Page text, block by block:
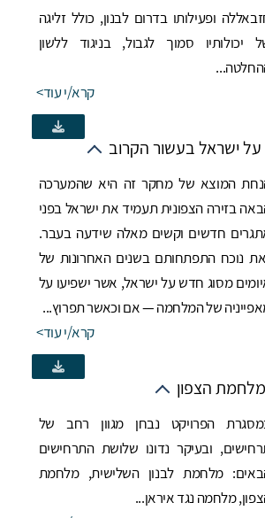
ופעילותו בדרום לבנון, כולל זליגה
יכולותיו סמוך לגבול, בניגוד ללשון
קרא/י עוד
על ישראל בעשור הקרוב
המוצא של מחקר זה היא שהמערכה
בזירה הצפונית תעמיד את ישראל בפני
חדשים וקשים מאלה שידעה בעבר.
נוכח התפתחותם בשנים האחרונות של
מסוג חדש על ישראל, אשר ישפיעו על
של המלחמה — אם וכאשר תפרוץ...
קרא/י עוד
הצפון
הפרויקט נבחן מגוון רחב של
ובעיקר נדונו שלושת התרחישים
מלחמת לבנון השלישית, מלחמת
מלחמה נגד איראן...